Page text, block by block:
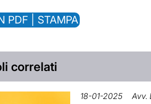
PDF | STAMPA
correlati
18-01-2025 Avv.